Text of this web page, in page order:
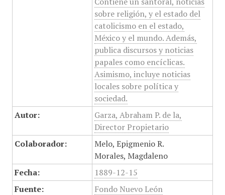
sobre religión, y el estado del
catolicismo en el estado,
México y el mundo. Además,
publica discursos y noticias
papales como encíclicas.
Asimismo, incluye noticias
locales sobre política y
sociedad.
Autor:
Garza, Abraham P. de la,
Director Propietario
Colaborador:
Melo, Epigmenio R.
Morales, Magdaleno
Fecha:
1889-12-15
Fuente:
Fondo Nuevo León